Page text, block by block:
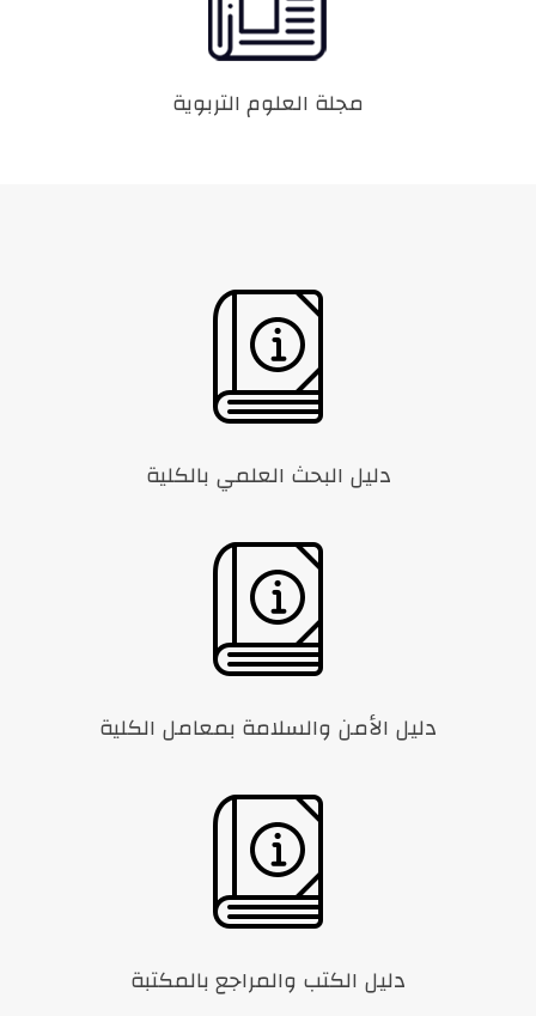
مجلة العلوم التربوية
دليل البحث العلمي بالكلية
دليل الأمن والسلامة بمعامل الكلية
دليل الكتب والمراجع بالمكتبة